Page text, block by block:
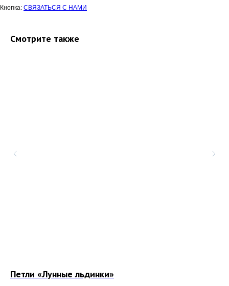
Кнопка: СВЯЗАТЬСЯ С НАМИ
Смотрите также
Петли «Лунные льдинки»